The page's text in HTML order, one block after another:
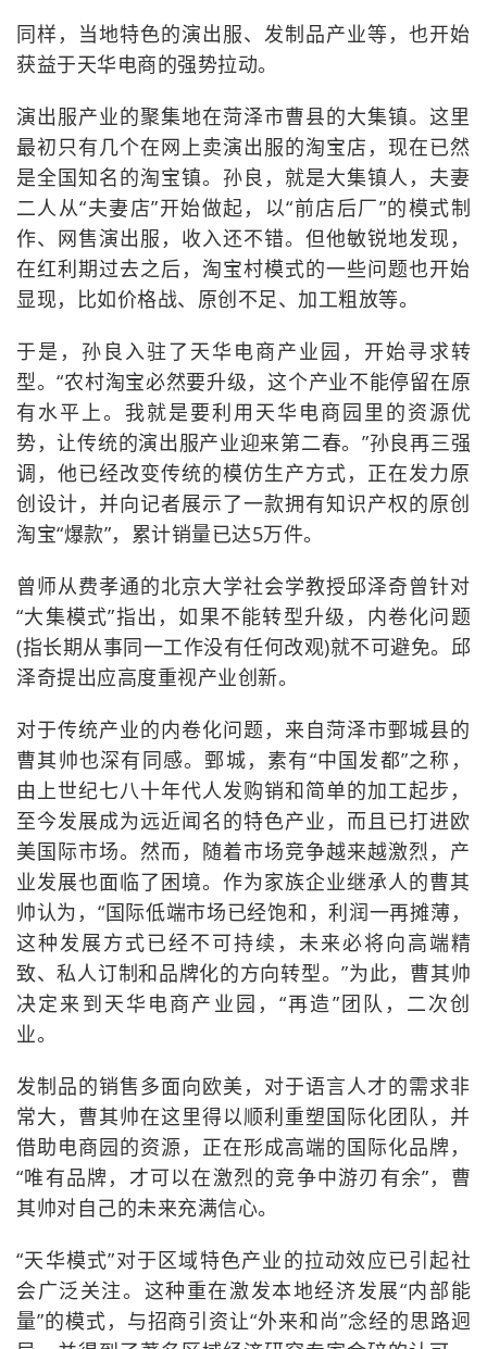
同样，当地特色的演出服、发制品产业等，也开始
获益于天华电商的强势拉动。
演出服产业的聚集地在菏泽市曹县的大集镇。这里
最初只有几个在网上卖演出服的淘宝店，现在已然
是全国知名的淘宝镇。孙良，就是大集镇人，夫妻
二人从“夫妻店”开始做起，以“前店后厂”的模式制
作、网售演出服，收入还不错。但他敏锐地发现，
在红利期过去之后，淘宝村模式的一些问题也开始
显现，比如价格战、原创不足、加工粗放等。
于是，孙良入驻了天华电商产业园，开始寻求转
型。“农村淘宝必然要升级，这个产业不能停留在原
有水平上。我就是要利用天华电商园里的资源优
势，让传统的演出服产业迎来第二春。”孙良再三强
调，他已经改变传统的模仿生产方式，正在发力原
创设计，并向记者展示了一款拥有知识产权的原创
淘宝“爆款”，累计销量已达5万件。
曾师从费孝通的北京大学社会学教授邱泽奇曾针对
“大集模式”指出，如果不能转型升级，内卷化问题
(指长期从事同一工作没有任何改观)就不可避免。邱
泽奇提出应高度重视产业创新。
对于传统产业的内卷化问题，来自菏泽市鄄城县的
曹其帅也深有同感。鄄城，素有“中国发都”之称，
由上世纪七八十年代人发购销和简单的加工起步，
至今发展成为远近闻名的特色产业，而且已打进欧
美国际市场。然而，随着市场竞争越来越激烈，产
业发展也面临了困境。作为家族企业继承人的曹其
帅认为，“国际低端市场已经饱和，利润一再摊薄，
这种发展方式已经不可持续，未来必将向高端精
致、私人订制和品牌化的方向转型。”为此，曹其帅
决定来到天华电商产业园，“再造”团队，二次创
业。
发制品的销售多面向欧美，对于语言人才的需求非
常大，曹其帅在这里得以顺利重塑国际化团队，并
借助电商园的资源，正在形成高端的国际化品牌，
“唯有品牌，才可以在激烈的竞争中游刃有余”，曹
其帅对自己的未来充满信心。
“天华模式”对于区域特色产业的拉动效应已引起社
会广泛关注。这种重在激发本地经济发展“内部能
量”的模式，与招商引资让“外来和尚”念经的思路迥